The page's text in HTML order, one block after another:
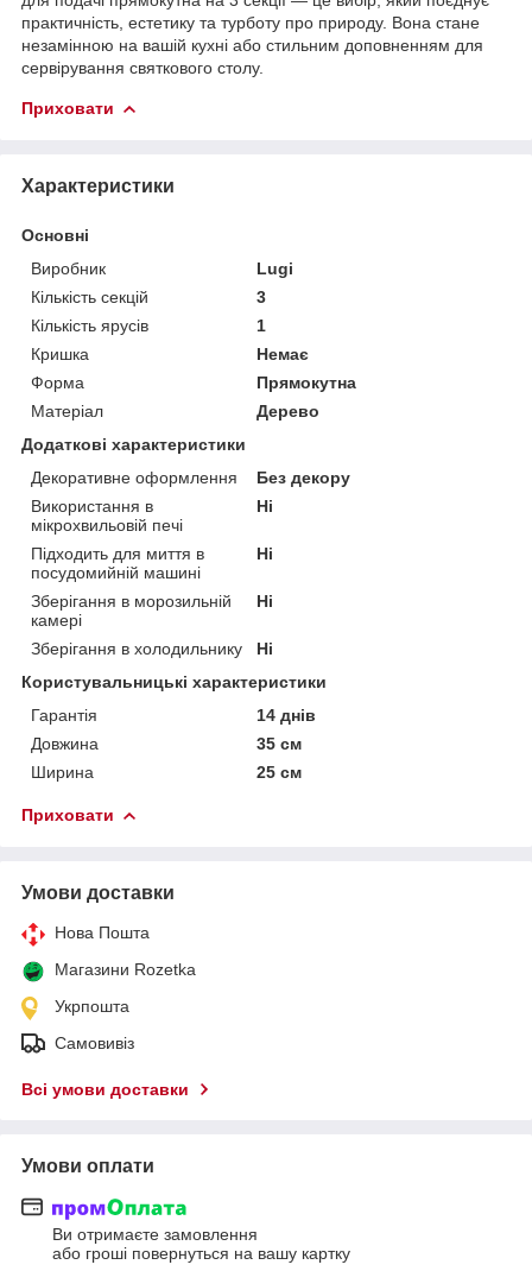
практичність, естетику та турботу про природу. Вона стане
незамінною на вашій кухні або стильним доповненням для
сервірування святкового столу.
Приховати
Характеристики
Основні
Виробник
Lugi
Кількість секцій
3
Кількість ярусів
1
Кришка
Немає
Форма
Прямокутна
Матеріал
Дерево
Додаткові характеристики
Декоративне оформлення
Без декору
Використання в
мікрохвильовій печі
Ні
Підходить для миття в
посудомийній машині
Ні
Зберігання в морозильній
камері
Ні
Зберігання в холодильнику
Ні
Користувальницькі характеристики
Гарантія
14 днів
Довжина
35 см
Ширина
25 см
Приховати
Умови доставки
Нова Пошта
Магазини Rozetka
Укрпошта
Самовивіз
Всі умови доставки
Умови оплати
Ви отримаєте замовлення
або гроші повернуться на вашу картку